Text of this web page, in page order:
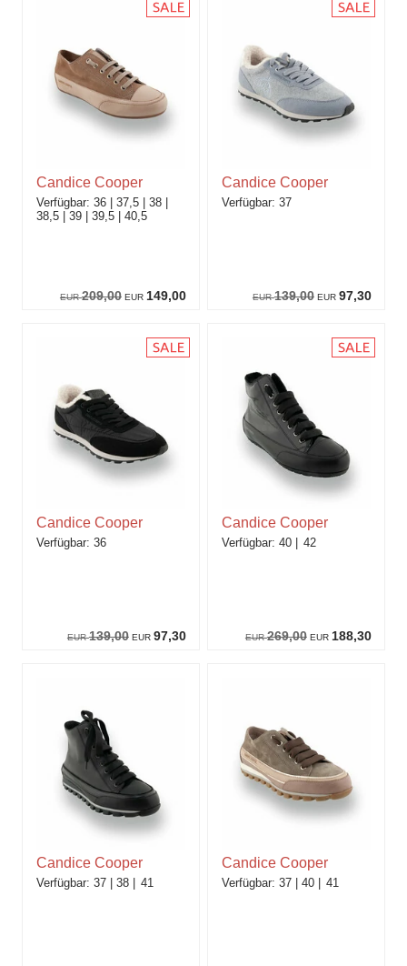
EUR209,00EUR 149,00
Candice Cooper
36 37,5
38
38,5
39 39,5 40,5
EUR139,00EUR 97,30
Candice Cooper
37
EUR139,00EUR 97,30
Candice Cooper
36
EUR269,00EUR 188,30
Candice Cooper
40 42
Candice Cooper
37 38 41
Candice Cooper
37 40 41